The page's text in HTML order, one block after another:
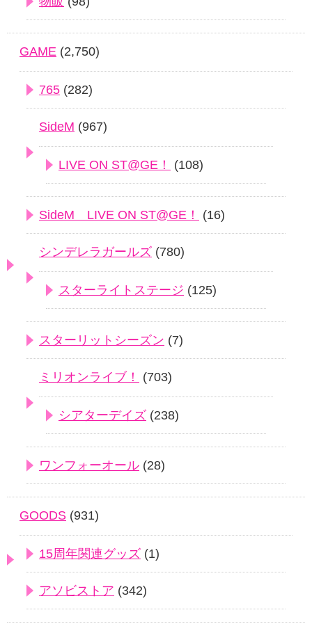
GAME (2,750)
765 (282)
SideM (967)
LIVE ON ST@GE！ (108)
SideM LIVE ON ST@GE！ (16)
シンデレラガールズ (780)
スターライトステージ (125)
スターリットシーズン (7)
ミリオンライブ！ (703)
シアターデイズ (238)
ワンフォーオール (28)
GOODS (931)
15周年関連グッズ (1)
アソビストア (342)